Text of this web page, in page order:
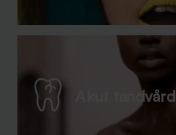
Akut tandvård